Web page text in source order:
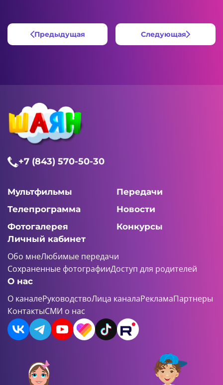
Предыдущая Следующая
+7 (843) 570-50-30
Мультфильмы
Передачи
Телепрограмма
Новости
Фотогалерея
Конкурсы
Личный кабинет
Обо мнеЛюбимые передачи
Сохраненные фотографииДоступ для родителей
О нас
О каналеРуководствоЛица каналаРекламаПартнеры
КонтактыСМИ о нас